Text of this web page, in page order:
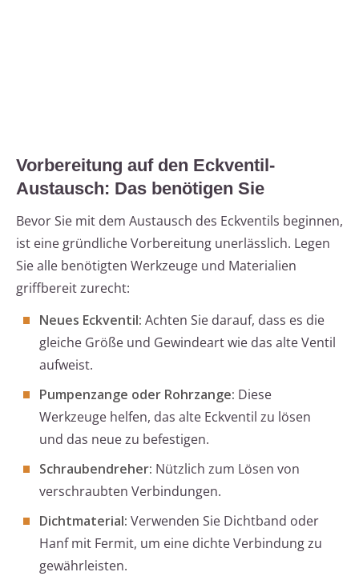
Vorbereitung auf den Eckventil-
Austausch: Das benötigen Sie
Bevor Sie mit dem Austausch des Eckventils beginnen,
ist eine gründliche Vorbereitung unerlässlich. Legen
Sie alle benötigten Werkzeuge und Materialien
griffbereit zurecht:
Neues Eckventil: Achten Sie darauf, dass es die
gleiche Größe und Gewindeart wie das alte Ventil
aufweist.
Pumpenzange oder Rohrzange: Diese
Werkzeuge helfen, das alte Eckventil zu lösen
und das neue zu befestigen.
Schraubendreher: Nützlich zum Lösen von
verschraubten Verbindungen.
Dichtmaterial: Verwenden Sie Dichtband oder
Hanf mit Fermit, um eine dichte Verbindung zu
gewährleisten.